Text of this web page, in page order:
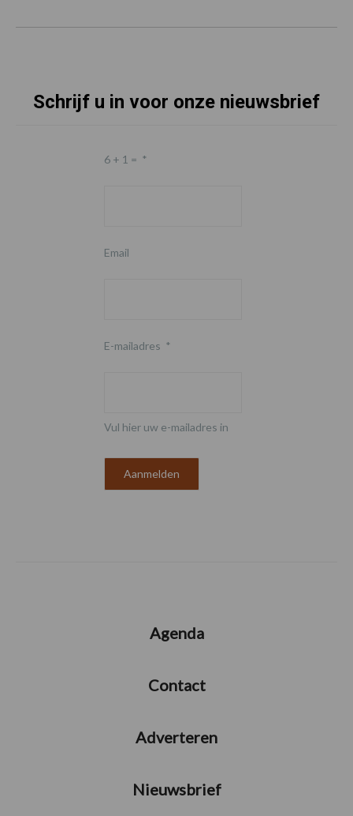
Schrijf u in voor onze nieuwsbrief
6 + 1 = *
Email
E-mailadres *
Vul hier uw e-mailadres in
Agenda
Contact
Adverteren
Nieuwsbrief